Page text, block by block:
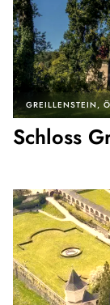
GREILLENSTEIN
Schloss